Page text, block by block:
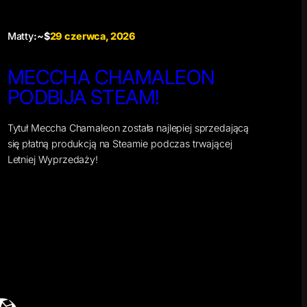
Matty:~$29 czerwca, 2026
MECCHA CHAMALEON
PODBIJA STEAM!
Tytuł Meccha Chamaleon została najlepiej sprzedającą
się płatną produkcją na Steamie podczas trwającej
Letniej Wyprzedaży!